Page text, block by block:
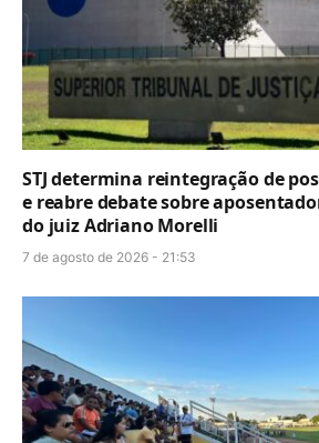
STJ determina reintegração de
e reabre debate sobre
do juiz Adriano Morelli
7 de agosto de 2026 - 21:53